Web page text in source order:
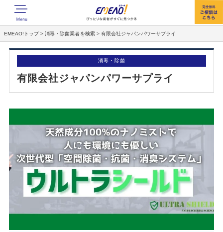
EMEAO!トップ >消毒・除菌業者を検索 > 有限会社ジャパンパワーサプライ
消毒・除菌
有限会社ジャパンパワーサプライ